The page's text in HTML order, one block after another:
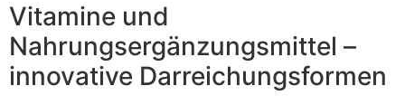
Vitamine und
Nahrungsergänzungsmittel –
innovative Darreichungsformen